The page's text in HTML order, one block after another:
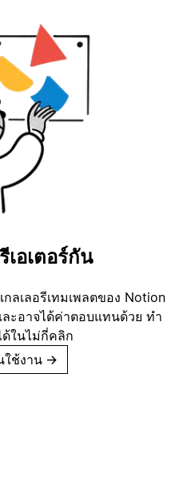
เอเตอร์กัน
ลเลอรีเทมเพลตของ Notion
ะอาจได้ค่าตอบแทนด้วย ทำ
ด้ในไม่กี่คลิก
ใช้งาน →